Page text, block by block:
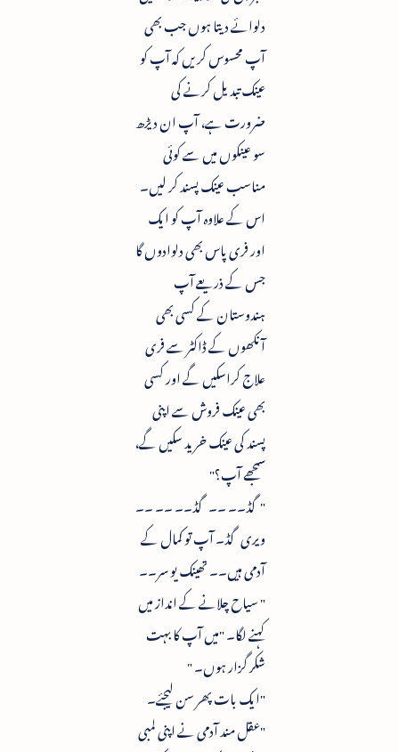
دلوائے دیتا ہوں جب بھی
آپ محسوس کریں کہ آپ کو
عینک تبدیل کرنے کی
ضرورت ہے، آپ ان دیڑھ
سو عینکوں میں سے کوئی
مناسب عینک پسند کر لیں۔
اس کے علاوہ آپ کو ایک
اور فری پاس بھی دلوادوں گا
جس کے ذریعے آپ
ہندوستان کے کسی بھی
آنکھوں کے ڈاکٹر سے فری
علاج کراسکیں گے اور کسی
بھی عینک فروش سے اپنی
پسند کی عینک خرید سکیں گے،
سمجھے آپ؟"
"گڈ۔۔ ۔۔ گڈ۔۔ ۔۔ ۔۔
ویری گڈ۔ آپ تو کمال کے
آدمی ہیں۔۔ تھینک یو سر۔۔
" سیاح چلانے کے انداز میں
کہنے لگا۔ "میں آپ کا بہت
شکر گزار ہوں۔ "
"ایک بات پھر سن لیجئے۔
"عقل مند آدمی نے اپنی لمبی